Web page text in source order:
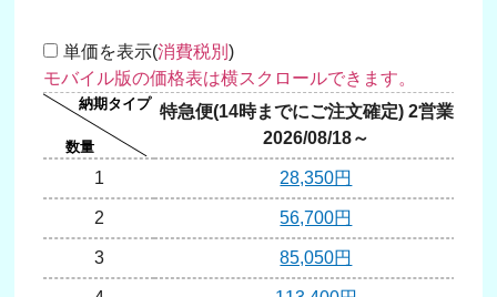
単価を表示(消費税別)
特急便(14時までにご注文確定) 2営業日
2026/08/18～
1 28,350円
2 56,700円
3 85,050円